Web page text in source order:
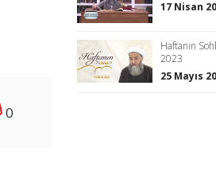
0
17 Nisan
Haftanın
2023
25 Mayıs